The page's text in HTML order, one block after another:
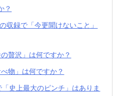
？
録で「今更聞けないこと」
贅沢」は何ですか？
物」は何ですか？
史上最大のピンチ」はありま